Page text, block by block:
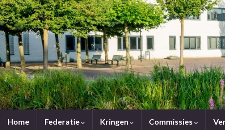
Home Federatie Kringen Commissies